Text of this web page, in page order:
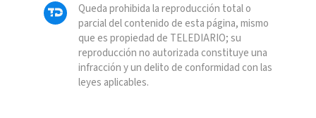
Queda prohibida la reproducción total o
parcial del contenido de esta página, mismo
que es propiedad de TELEDIARIO; su
reproducción no autorizada constituye una
infracción y un delito de conformidad con las
leyes aplicables.